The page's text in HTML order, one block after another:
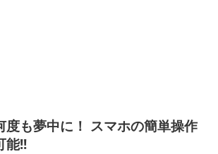
度も夢中に！ スマホの簡単操作
能!!